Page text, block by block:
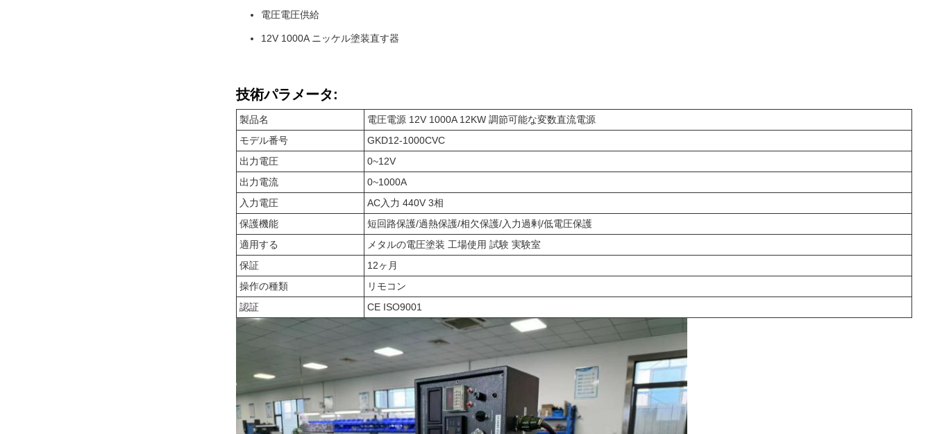
電圧電圧供給
12V 1000A ニッケル塗装直す器
技術パラメータ:
製品名
電圧電源 12V 1000A 12KW 調節可能な変数直流電源
モデル番号
GKD12-1000CVC
出力電圧
0~12V
出力電流
0~1000A
入力電圧
AC入力 440V 3相
保護機能
短回路保護/過熱保護/相欠保護/入力過剰/低電圧保護
適用する
メタルの電圧塗装 工場使用 試験 実験室
保証
12ヶ月
操作の種類
リモコン
認証
CE ISO9001